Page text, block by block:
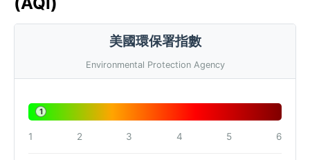
美國環保署指數
Environmental Protection Agency
1
1 2 3 4 5 6